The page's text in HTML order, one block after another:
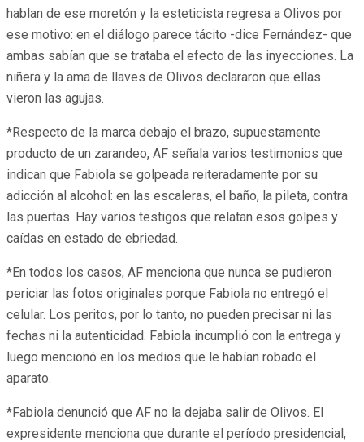
hablan de ese moretón y la esteticista regresa a Olivos por
ese motivo: en el diálogo parece tácito -dice Fernández- que
ambas sabían que se trataba el efecto de las inyecciones. La
niñera y la ama de llaves de Olivos declararon que ellas
vieron las agujas.
*Respecto de la marca debajo el brazo, supuestamente
producto de un zarandeo, AF señala varios testimonios que
indican que Fabiola se golpeada reiteradamente por su
adicción al alcohol: en las escaleras, el baño, la pileta, contra
las puertas. Hay varios testigos que relatan esos golpes y
caídas en estado de ebriedad.
*En todos los casos, AF menciona que nunca se pudieron
periciar las fotos originales porque Fabiola no entregó el
celular. Los peritos, por lo tanto, no pueden precisar ni las
fechas ni la autenticidad. Fabiola incumplió con la entrega y
luego mencionó en los medios que le habían robado el
aparato.
*Fabiola denunció que AF no la dejaba salir de Olivos. El
expresidente menciona que durante el período presidencial,